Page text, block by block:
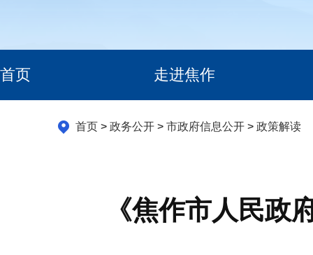
首页 走进焦作
首页> 政务公开> 市政府信息公开> 政策解读
《焦作市人民政